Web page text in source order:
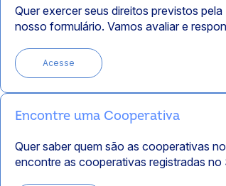
Quer exercer seus direitos previstos
nosso formulário. Vamos avaliar e
Acesse
Encontre uma Cooperativa
Quer saber quem são as cooperativas
encontre as cooperativas registradas no